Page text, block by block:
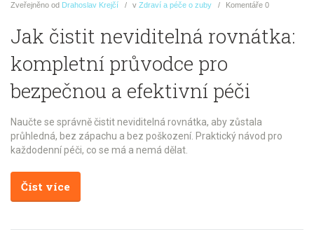
Zveřejněno od Drahoslav Krejčí v Zdraví a péče o zuby Komentáře 0
Jak čistit neviditelná rovnátka:
kompletní průvodce pro
bezpečnou a efektivní péči
Naučte se správně čistit neviditelná rovnátka, aby zůstala
průhledná, bez zápachu a bez poškození. Praktický návod pro
každodenní péči, co se má a nemá dělat.
Číst více